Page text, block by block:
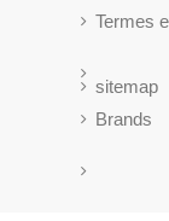
Termes
sitemap
Brands